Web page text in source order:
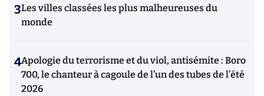
3Les villes classées les plus malheureuses du
monde
4Apologie du terrorisme et du viol, antisémite : Boro
700, le chanteur à cagoule de l’un des tubes de l’été
2026